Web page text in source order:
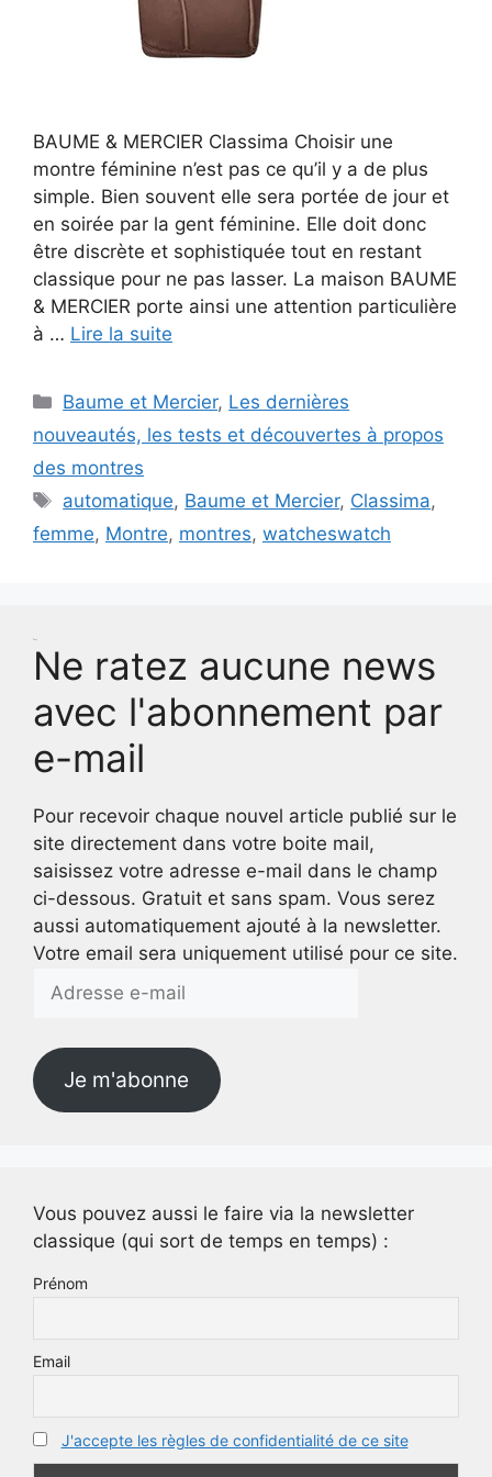
BAUME & MERCIER Classima Choisir une
montre féminine n’est pas ce qu’il y a de plus
simple. Bien souvent elle sera portée de jour et
en soirée par la gent féminine. Elle doit donc
être discrète et sophistiquée tout en restant
classique pour ne pas lasser. La maison BAUME
& MERCIER porte ainsi une attention particulière
à … Lire la suite
Catégories
Baume et Mercier, Les dernières
nouveautés, les tests et découvertes à propos
des montres
Étiquettes
automatique, Baume et Mercier, Classima,
femme, Montre, montres, watcheswatch
Test
Ne ratez aucune news
avec l'abonnement par
e-mail
Pour recevoir chaque nouvel article publié sur le
site directement dans votre boite mail,
saisissez votre adresse e-mail dans le champ
ci-dessous. Gratuit et sans spam. Vous serez
aussi automatiquement ajouté à la newsletter.
Votre email sera uniquement utilisé pour ce site.
Adresse
Je m'abonne
Vous pouvez aussi le faire via la newsletter
classique (qui sort de temps en temps) :
Prénom
Email
J'accepte les règles de confidentialité de ce site